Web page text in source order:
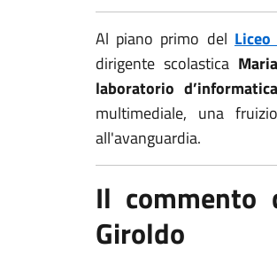
Al piano primo del
dirigente scolastica Maria
laboratorio d’informatica
multimediale, una
all'avanguardia.
Il commento
Giroldo